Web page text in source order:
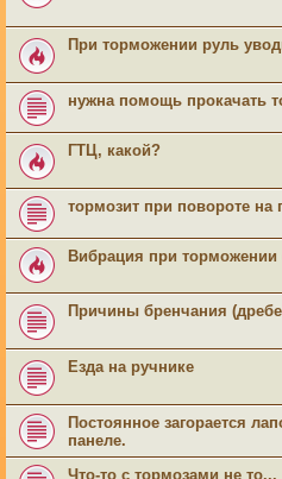
При торможении руль
нужна помощь прокачать
ГТЦ, какой?
тормозит при повороте на
Вибрация при торможении
Причины бренчания
Езда на ручнике
Постоянное загорается
панеле.
Что-то с тормозами не то...